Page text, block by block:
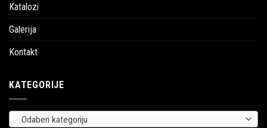
Katalozi
Galerija
Kontakt
KATEGORIJE
Odaberi kategoriju